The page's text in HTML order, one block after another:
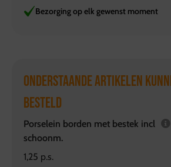
Bezorging op elk gewenst moment
ONDERSTAANDE ARTIKELEN
BESTELD
Porselein borden met bestek incl
schoonm.
1,25 p.s.